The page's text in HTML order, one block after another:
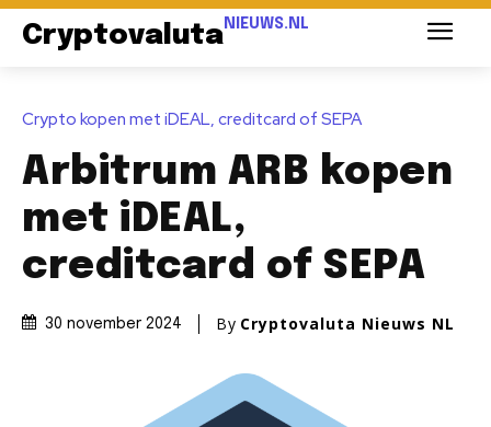
Cryptovaluta NIEUWS.NL
Crypto kopen met iDEAL, creditcard of SEPA
Arbitrum ARB kopen
met iDEAL,
creditcard of SEPA
30 november 2024 By Cryptovaluta Nieuws NL